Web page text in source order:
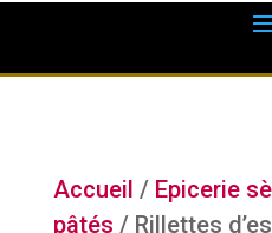
Accueil / Epicerie
pâtés / Rillettes